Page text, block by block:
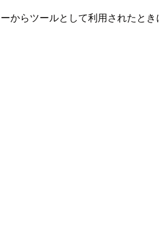
からツールとして利用されたと